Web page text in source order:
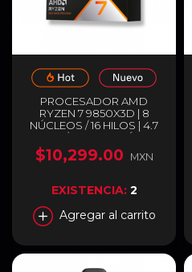
PROCESADOR AMD
RYZEN 7 9850X3D | 8
NÚCLEOS / 16 HILOS | 4.7
GHZ / 5.6 GHZ (MÁX) |
SOCKET AM5 | 96MB
CACHÉ L3 | AMD RADEON
DISIPADOR | 100-
100001973WOF
$10,299.00 MXN
EXISTENCIA: 2
Agregar al carrito